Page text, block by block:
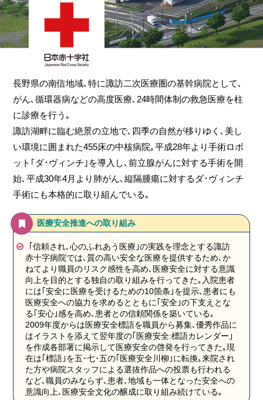
長野県の南信地域､特に諏訪二次医療圏の基幹病院として､
がん､循環器病などの高度医療､24時間体制の救急医療を柱
に診療を行う｡
諏訪湖畔に臨む絶景の立地で､四季の自然が移りゆく､美し
い環境に囲まれた455床の中核病院｡平成28年より手術ロボ
ット｢ダ･ヴィンチ｣を導入し､前立腺がんに対する手術を開
始､平成30年4月より肺がん､縦隔腫瘍に対するダ･ヴィンチ
手術にも本格的に取り組んでいる｡
医療安全推進への取り組み
｢信頼され､心のふれあう医療｣の実践を理念とする諏訪
赤十字病院では､質の高い安全な医療を提供するため､か
ねてより職員のリスク感性を高め､医療安全に対する意識
向上を目的とする独自の取り組みを行ってきた｡入院患者
には｢安全に医療を受けるための10箇条｣を提示､患者にも
医療安全への協力を求めるとともに｢安全｣の下支えとな
る｢安心｣感を高め､患者との信頼関係を築いている｡
2009年度からは医療安全標語を職員から募集､優秀作品に
はイラストを添えて翌年度の｢医療安全:標語カレンダー｣
を作成各部署に掲示して医療安全の啓発を行ってきた｡現
在は｢標語｣を五･七･五の｢医療安全川柳｣に転換｡来院され
た方や病院スタッフによる選抜作品への投票も行われる
など､職員のみならず､患者､地域も一体となった安全への
意識向上､医療安全文化の醸成に取り組み続けている｡